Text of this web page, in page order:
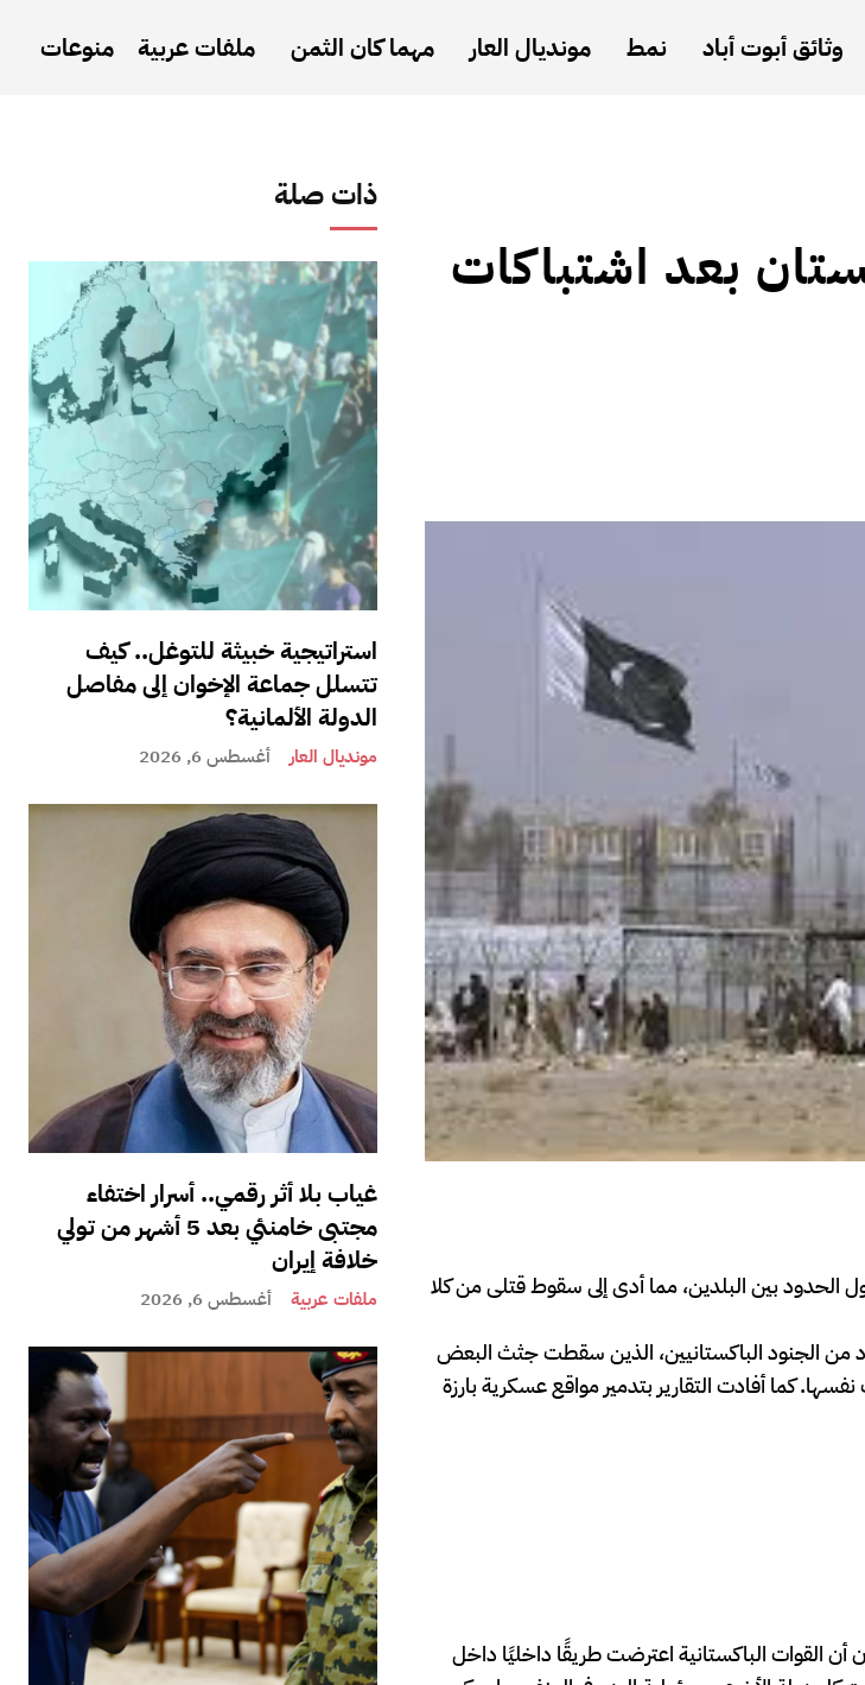
وثائق أبوت أباد نمط مونديال العار مهما كان الثمن ملفات عربية منوعات
ذات صلة
استراتيجية خبيثة للتوغل.. كيف
تتسلل جماعة الإخوان إلى مفاصل
الدولة الألمانية؟
مونديال العار أغسطس 6, 2026
غياب بلا أثر رقمي.. أسرار اختفاء
مجتبى خامنئي بعد 5 أشهر من تولي
خلافة إيران
ملفات عربية أغسطس 6, 2026
بعد اشتباكات
بين البلدين، مما أدى إلى سقوط قتلى من كلا
الجنود الباكستانيين، الذين سقطت جثث البعض
كما أفادت التقارير بتدمير مواقع عسكرية بارزة
القوات الباكستانية اعترضت طريقًا داخليًا داخل